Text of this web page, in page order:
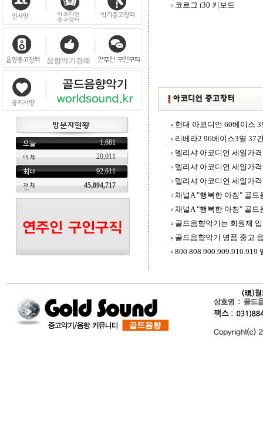
1,681
20,011
92,611
45,894,717
코르그 i30 키보드
현대 아코디언 60베이스
리베라2 96베이스3열 37
델리샤 아코디언 세일가
델리샤 아코디언 세일가
델리샤 아코디언 세일가
채널A "행복한 아침" 골드
채널A "행복한 아침" 골드
골드음향악기는 회원제
골드음향악기 명품 중고